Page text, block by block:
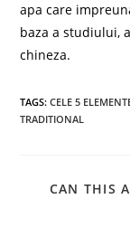
apa care
baza a studiului,
chineza.
TAGS:CELE 5
TRADITIONAL
CAN THIS